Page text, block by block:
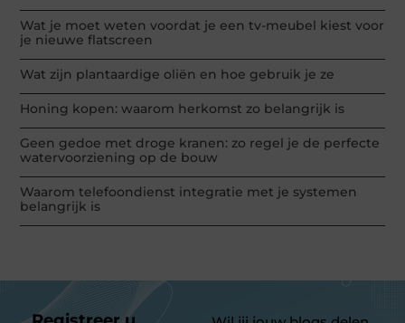
Wat je moet weten voordat je een tv-meubel kiest voor
je nieuwe flatscreen
Wat zijn plantaardige oliën en hoe gebruik je ze
Honing kopen: waarom herkomst zo belangrijk is
Geen gedoe met droge kranen: zo regel je de perfecte
watervoorziening op de bouw
Waarom telefoondienst integratie met je systemen
belangrijk is